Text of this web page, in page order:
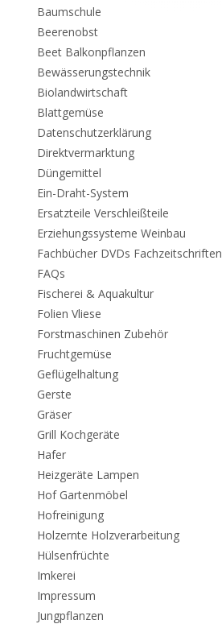
Baumschule
Beerenobst
Beet Balkonpflanzen
Bewässerungstechnik
Biolandwirtschaft
Blattgemüse
Datenschutzerklärung
Direktvermarktung
Düngemittel
Ein-Draht-System
Ersatzteile Verschleißteile
Erziehungssysteme Weinbau
Fachbücher DVDs Fachzeitschriften
FAQs
Fischerei & Aquakultur
Folien Vliese
Forstmaschinen Zubehör
Fruchtgemüse
Geflügelhaltung
Gerste
Gräser
Grill Kochgeräte
Hafer
Heizgeräte Lampen
Hof Gartenmöbel
Hofreinigung
Holzernte Holzverarbeitung
Hülsenfrüchte
Imkerei
Impressum
Jungpflanzen